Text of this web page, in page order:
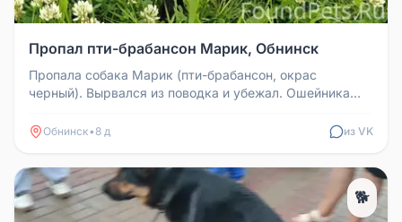
Пропал пти-брабансон Марик, Обнинск
Пропала собака Марик (пти-брабансон, окрас
черный). Вырвался из поводка и убежал. Ошейника
Обнинск• 8 д из VK
🐕